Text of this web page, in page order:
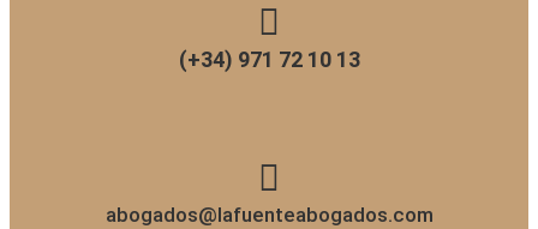
(+34) 971 72 10 13
abogados@lafuenteabogados.com